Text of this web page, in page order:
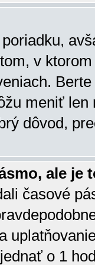
v
meniť
dôvod,
ale je
časové
o 1